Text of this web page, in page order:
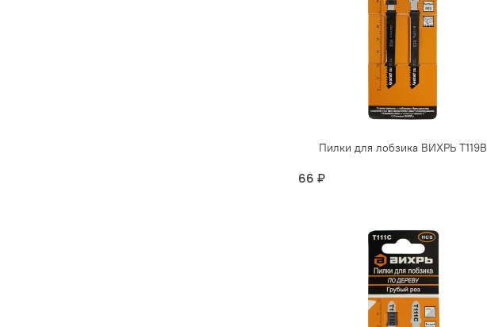
Пилки для лобзика ВИХРЬ Т119В
66 ₽